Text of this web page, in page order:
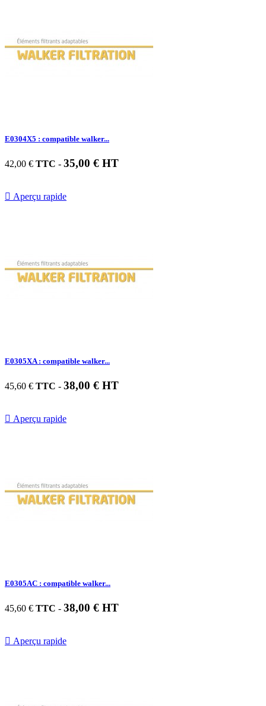
E0304X5 : compatible walker...
42,00 € TTC - 35,00 € HT
 Aperçu rapide
E0305XA : compatible walker...
45,60 € TTC - 38,00 € HT
 Aperçu rapide
E0305AC : compatible walker...
45,60 € TTC - 38,00 € HT
 Aperçu rapide